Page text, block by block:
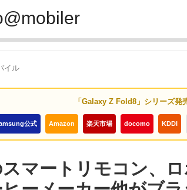
イル
「Galaxy Z Fold8」シリーズ発
公式 Amazon 楽天市場 docomo KDDI
マートリモコン、